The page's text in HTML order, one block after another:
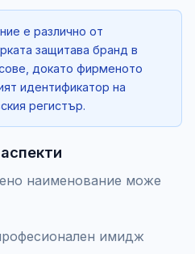
е различно от
защитава бранд в
докато фирменото
идентификатор на
регистър.
наименование може
имидж